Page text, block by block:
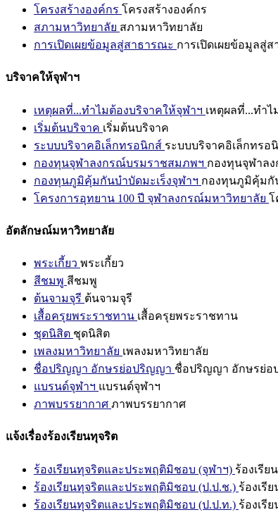
โครงสร้างองค์กร โครงสร้างองค์กร
สภามหาวิทยาลัย สภามหาวิทยาลัย
การเปิดเผยข้อมูลสู่สาธารณะ การเปิดเผยข้อมูลสู่
บริจาคให้จุฬาฯ
เหตุผลที่...ทำไมต้องบริจาคให้จุฬาฯ เหตุผลที่...ทำ
เริ่มต้นบริจาค เริ่มต้นบริจาค
ระบบบริจาคอิเล็กทรอนิกส์ ระบบบริจาคอิเล็กทรอ
กองทุนจุฬาลงกรณ์บรมราชสมภพฯ กองทุนจุฬาล
กองทุนภูมิคุ้มกันบำบัดมะเร็งจุฬาฯ กองทุนภูมิคุ้มกั
โครงการอุทยาน 100 ปี จุฬาลงกรณ์มหาวิทยาลัย โ
อัตลักษณ์มหาวิทยาลัย
พระเกี้ยว พระเกี้ยว
สีชมพู สีชมพู
ต้นจามจุรี ต้นจามจุรี
เสื้อครุยพระราชทาน เสื้อครุยพระราชทาน
ชุดนิสิต ชุดนิสิต
เพลงมหาวิทยาลัย เพลงมหาวิทยาลัย
ชื่อปริญญา อักษรย่อปริญญา ชื่อปริญญา อักษรย่อ
แบรนด์จุฬาฯ แบรนด์จุฬาฯ
ภาพบรรยากาศ ภาพบรรยากาศ
แจ้งเรื่องร้องเรียนทุจริต
ร้องเรียนทุจริตและประพฤติมิชอบ (จุฬาฯ) ร้องเรี
ร้องเรียนทุจริตและประพฤติมิชอบ (ป.ป.ช.) ร้องเรี
ร้องเรียนทุจริตและประพฤติมิชอบ (ป.ป.ท.) ร้องเรี